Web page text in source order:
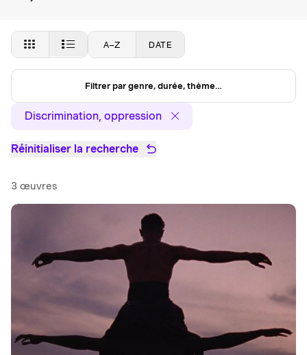
A–Z DATE
Filtrer par genre, durée, thème…
Discrimination, oppression
Réinitialiser la recherche
3 œuvres